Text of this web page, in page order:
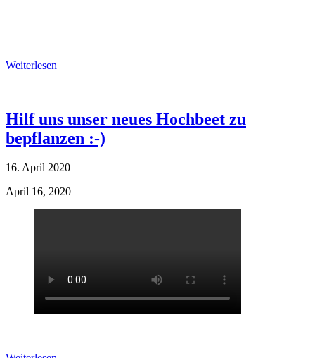
Weiterlesen
Hilf uns unser neues Hochbeet zu
bepflanzen :-)
16. April 2020
April 16, 2020